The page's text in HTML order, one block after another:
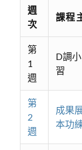
週
次
課程
第
1
週
D調
習
第
2
週
成果
本功